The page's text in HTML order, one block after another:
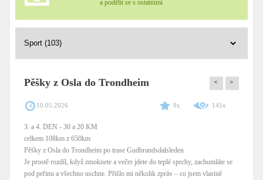
a podělit se s ostatními
Pěšky z Osla do Trondheim < >
10.05.2026 9x 145x
3. a 4. DEN - 30 a 20 KM
celkem 108km z 650km
Pěšky z Osla do Trondheim po trase Gudbrandsdalsleden
Je prostě rozdíl, když zmoknete a večer jdete do teplé sprchy, zachumláte se
pod peřinu a všechno uschne. Přišlo mi několik zpráv – co jsem vlastně